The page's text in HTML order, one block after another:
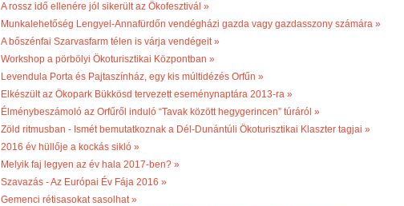
A rossz idő ellenére jól sikerült az Ökofesztivál »
Munkalehetőség Lengyel-Annafürdőn vendégházi gazda vagy gazdasszony számára »
A bőszénfai Szarvasfarm télen is várja vendégeit »
Workshop a pörbölyi Ökoturisztikai Központban »
Levendula Porta és Pajtaszínház, egy kis múltidézés Orfűn »
Elkészült az Ökopark Bükkösd tervezett eseménynaptára 2013-ra »
Élménybeszámoló az Orfűről induló “Tavak között hegygerincen” túráról »
Zöld ritmusban - Ismét bemutatkoznak a Dél-Dunántúli Ökoturisztikai Klaszter tagjai »
2016 év hüllője a kockás sikló »
Melyik faj legyen az év hala 2017-ben? »
Szavazás - Az Európai Év Fája 2016 »
Gemenci rétisasokat sasolhat »